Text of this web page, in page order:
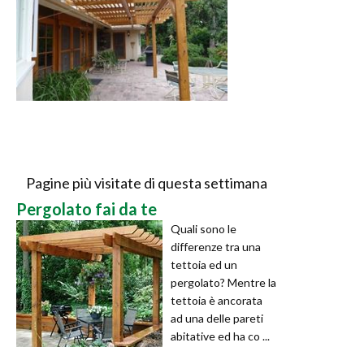
Pagine più visitate di questa settimana
Pergolato fai da te
Quali sono le
differenze tra una
tettoia ed un
pergolato? Mentre la
tettoia è ancorata
ad una delle pareti
abitative ed ha co ...